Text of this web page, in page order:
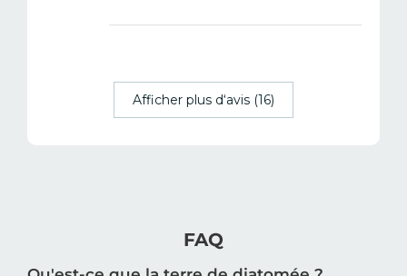
Afficher plus d‘avis (16)
FAQ